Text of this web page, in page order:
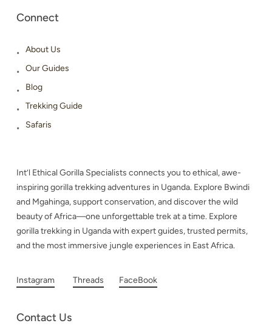
Connect
About Us
Our Guides
Blog
Trekking Guide
Safaris
Int’l Ethical Gorilla Specialists connects you to ethical, awe-
inspiring gorilla trekking adventures in Uganda. Explore Bwindi
and Mgahinga, support conservation, and discover the wild
beauty of Africa—one unforgettable trek at a time. Explore
gorilla trekking in Uganda with expert guides, trusted permits,
and the most immersive jungle experiences in East Africa.
Instagram Threads FaceBook
Contact Us